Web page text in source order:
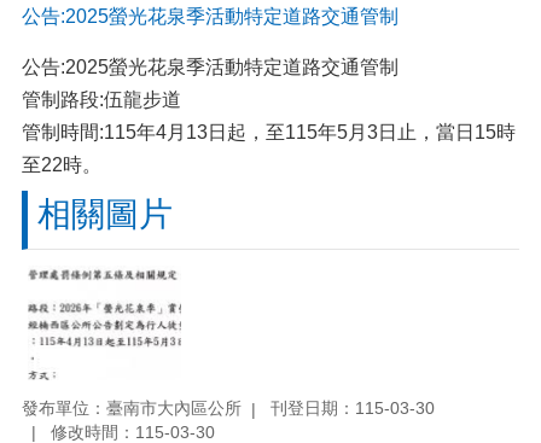
公告:2025螢光花泉季活動特定道路交通管制
公告:2025螢光花泉季活動特定道路交通管制
管制路段:伍龍步道
管制時間:115年4月13日起，至115年5月3日止，當日15時
至22時。
相關圖片
發布單位：臺南市大內區公所
刊登日期：115-03-30
修改時間：115-03-30